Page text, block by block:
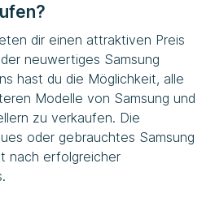
dir einen attraktiven Preis
neuwertiges Samsung
hast du die Möglichkeit, alle
Modelle von Samsung und
zu verkaufen. Die
oder gebrauchtes Samsung
nach erfolgreicher